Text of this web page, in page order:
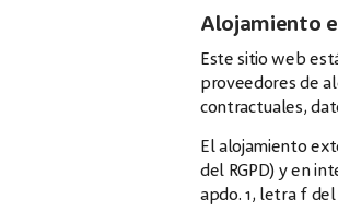
Alojamiento
Este sitio web
proveedores de
contractuales,
El alojamiento
del RGPD) y en
apdo. 1, letra f